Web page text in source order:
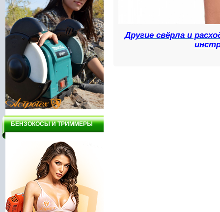
Другие свёрла и
БЕНЗОКОСЫ И ТРИММЕРЫ